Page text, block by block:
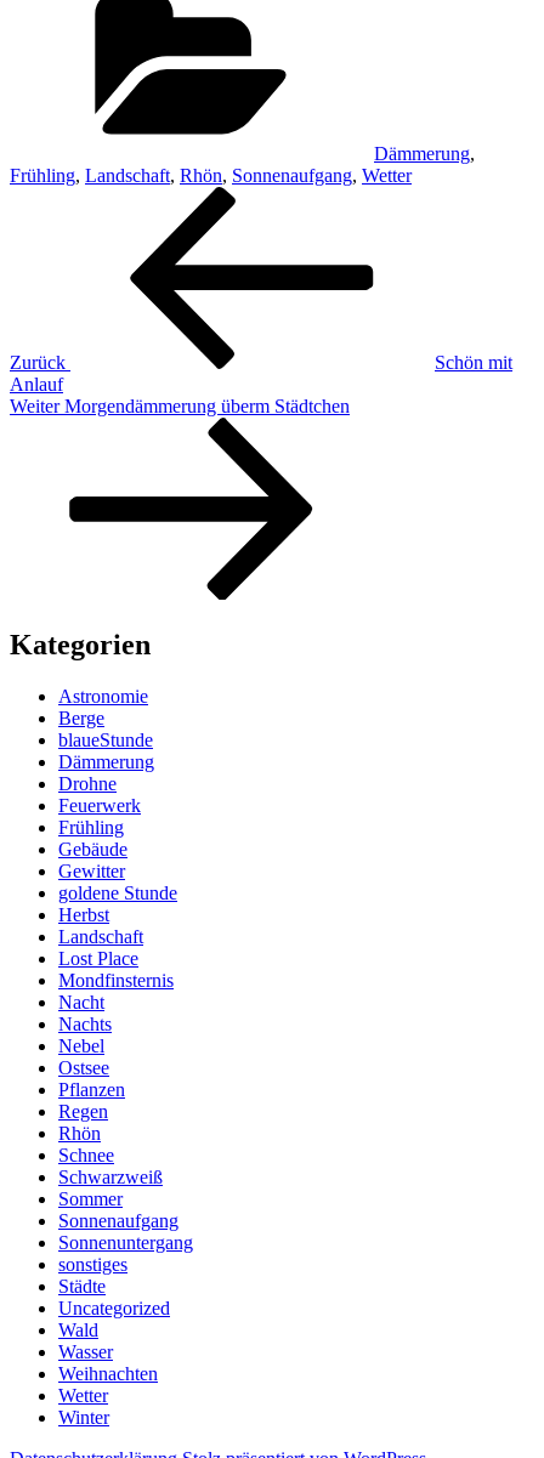
Dämmerung,
Frühling, Landschaft, Rhön, Sonnenaufgang, Wetter
Beitragsnavigation
Zurück
Schön mit
Anlauf
Nächster
Weiter Morgendämmerung überm Städtchen
Kategorien
Astronomie
Berge
blaueStunde
Dämmerung
Drohne
Feuerwerk
Frühling
Gebäude
Gewitter
goldene Stunde
Herbst
Landschaft
Lost Place
Mondfinsternis
Nacht
Nachts
Nebel
Ostsee
Pflanzen
Regen
Rhön
Schnee
Schwarzweiß
Sommer
Sonnenaufgang
Sonnenuntergang
sonstiges
Städte
Uncategorized
Wald
Wasser
Weihnachten
Wetter
Winter